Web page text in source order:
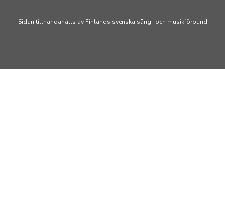
Sidan tillhandahålls av Finlands svenska sång- och musikförbund